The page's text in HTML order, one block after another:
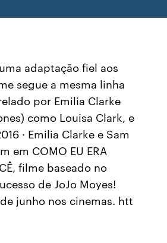
adaptação fiel aos
segue a mesma linha
por Emilia Clarke
como Louisa Clark, e
· Emilia Clarke e Sam
em COMO EU ERA
filme baseado no
de JoJo Moyes!
junho nos cinemas. htt